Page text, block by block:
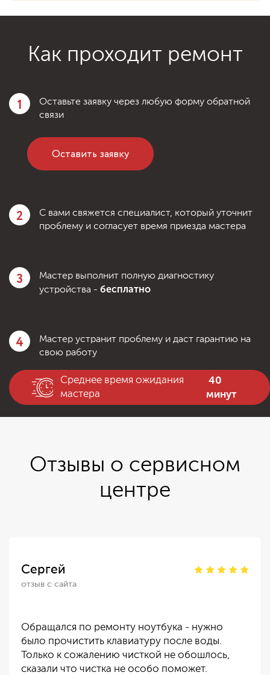
Как проходит ремонт
1
Оставьте заявку через любую форму обратной
связи
Оставить заявку
2
С вами свяжется специалист, который уточнит
проблему и согласует время приезда мастера
3
Мастер выполнит полную диагностику
устройства - бесплатно
4
Мастер устранит проблему и даст гарантию на
свою работу
Среднее время ожидания
мастера
40
минут
Отзывы о сервисном
центре
Сергей
отзыв с сайта
Обращался по ремонту ноутбука - нужно
было прочистить клавиатуру после воды.
Только к сожалению чисткой не обошлось,
сказали что чистка не особо поможет.